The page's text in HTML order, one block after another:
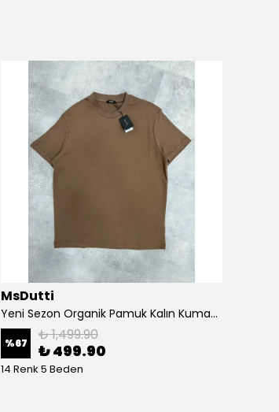
MsDutti
Yeni Sezon Organik Pamuk Kalın Kumaş Relax Fit T-shirt
%67 ₺ 1,499.90
₺ 499.90
14 Renk 5 Beden